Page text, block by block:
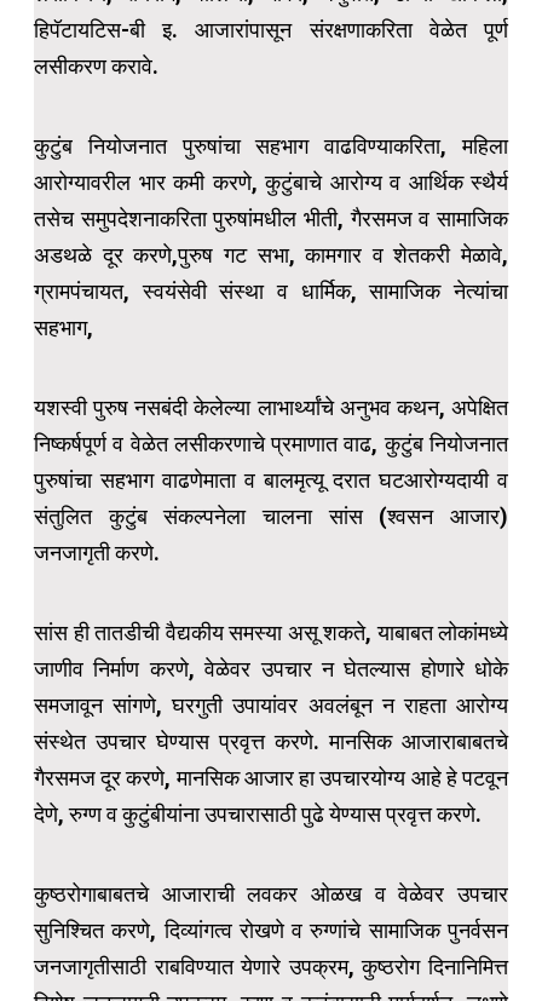
हिपॅटायटिस-बी इ. आजारांपासून संरक्षणाकरिता वेळेत पूर्ण
लसीकरण करावे.
कुटुंब नियोजनात पुरुषांचा सहभाग वाढविण्याकरिता, महिला
आरोग्यावरील भार कमी करणे, कुटुंबाचे आरोग्य व आर्थिक स्थैर्य
तसेच समुपदेशनाकरिता पुरुषांमधील भीती, गैरसमज व सामाजिक
अडथळे दूर करणे,पुरुष गट सभा, कामगार व शेतकरी मेळावे,
ग्रामपंचायत, स्वयंसेवी संस्था व धार्मिक, सामाजिक नेत्यांचा
सहभाग,
यशस्वी पुरुष नसबंदी केलेल्या लाभार्थ्यांचे अनुभव कथन, अपेक्षित
निष्कर्षपूर्ण व वेळेत लसीकरणाचे प्रमाणात वाढ, कुटुंब नियोजनात
पुरुषांचा सहभाग वाढणेमाता व बालमृत्यू दरात घटआरोग्यदायी व
संतुलित कुटुंब संकल्पनेला चालना सांस (श्वसन आजार)
जनजागृती करणे.
सांस ही तातडीची वैद्यकीय समस्या असू शकते, याबाबत लोकांमध्ये
जाणीव निर्माण करणे, वेळेवर उपचार न घेतल्यास होणारे धोके
समजावून सांगणे, घरगुती उपायांवर अवलंबून न राहता आरोग्य
संस्थेत उपचार घेण्यास प्रवृत्त करणे. मानसिक आजाराबाबतचे
गैरसमज दूर करणे, मानसिक आजार हा उपचारयोग्य आहे हे पटवून
देणे, रुग्ण व कुटुंबीयांना उपचारासाठी पुढे येण्यास प्रवृत्त करणे.
कुष्ठरोगाबाबतचे आजाराची लवकर ओळख व वेळेवर उपचार
सुनिश्चित करणे, दिव्यांगत्व रोखणे व रुग्णांचे सामाजिक पुनर्वसन
जनजागृतीसाठी राबविण्यात येणारे उपक्रम, कुष्ठरोग दिनानिमित्त